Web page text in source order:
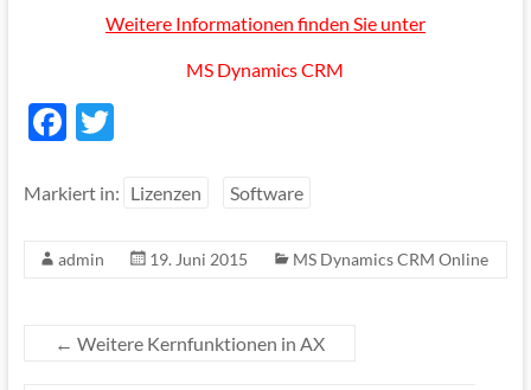
Weitere Informationen finden Sie unter
MS Dynamics CRM
F
e
o
k
T
itt
Markiert in: Lizenzen Software
admin 19. Juni 2015 MS Dynamics CRM Online
← Weitere Kernfunktionen in AX